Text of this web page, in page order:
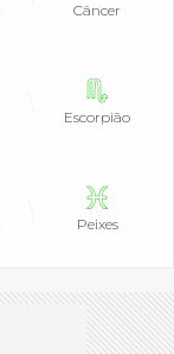
Câncer
Escorpião
Peixes